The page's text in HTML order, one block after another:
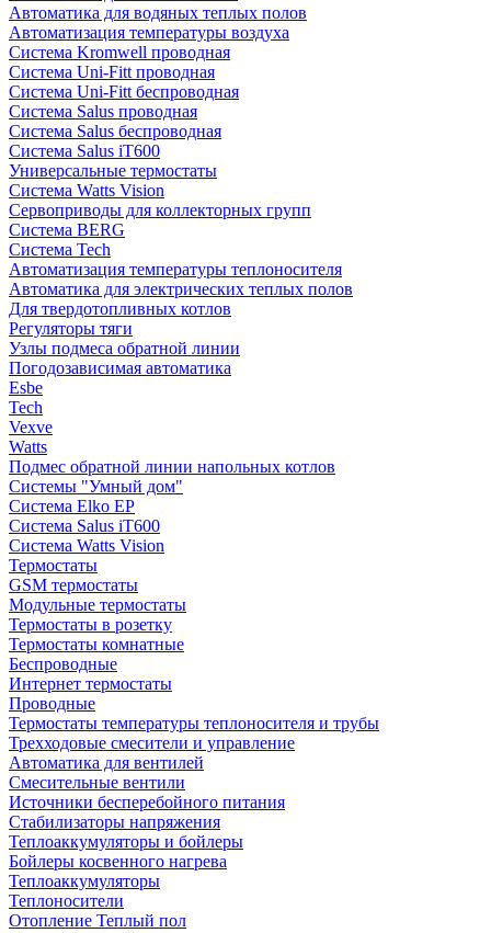
Автоматика для водяных теплых полов
Автоматизация температуры воздуха
Система Kromwell проводная
Система Uni-Fitt проводная
Система Uni-Fitt беспроводная
Система Salus проводная
Система Salus беспроводная
Система Salus iT600
Универсальные термостаты
Система Watts Vision
Сервоприводы для коллекторных групп
Система BERG
Система Tech
Автоматизация температуры теплоносителя
Автоматика для электрических теплых полов
Для твердотопливных котлов
Регуляторы тяги
Узлы подмеса обратной линии
Погодозависимая автоматика
Esbe
Tech
Vexve
Watts
Подмес обратной линии напольных котлов
Системы "Умный дом"
Система Elko EP
Система Salus iT600
Система Watts Vision
Термостаты
GSM термостаты
Модульные термостаты
Термостаты в розетку
Термостаты комнатные
Беспроводные
Интернет термостаты
Проводные
Термостаты температуры теплоносителя и трубы
Трехходовые смесители и управление
Автоматика для вентилей
Смесительные вентили
Источники бесперебойного питания
Стабилизаторы напряжения
Теплоаккумуляторы и бойлеры
Бойлеры косвенного нагрева
Теплоаккумуляторы
Теплоносители
Отопление Теплый пол